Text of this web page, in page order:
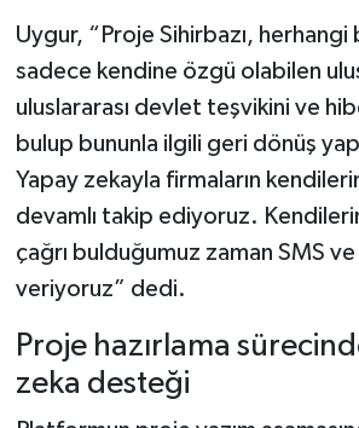
Uygur, “Proje Sihirbazı, herhangi
sadece kendine özgü olabilen
uluslararası devlet teşvikini ve
bulup bununla ilgili geri dönüş
Yapay zekayla firmaların
devamlı takip ediyoruz.
çağrı bulduğumuz zaman SMS
veriyoruz” dedi.
Proje hazırlama
zeka desteği